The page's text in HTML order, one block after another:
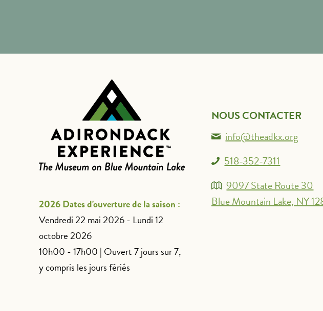
2026 Dates d'ouverture de la saison :
Vendredi 22 mai 2026 - Lundi 12
octobre 2026
10h00 - 17h00 | Ouvert 7 jours sur 7,
y compris les jours fériés
NOUS CONTACTER
info@theadkx.org
518-352-7311
9097 State Route 30
Blue Mountain Lake, NY